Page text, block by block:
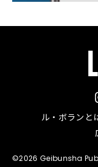
ル・ボランと
©2026 Geibunsha